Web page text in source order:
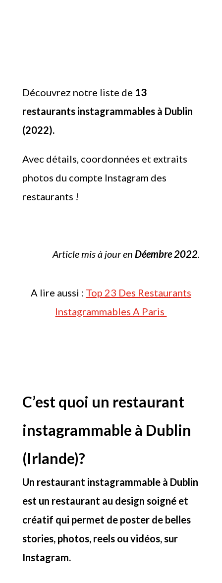
Découvrez notre liste de 13
restaurants instagrammables à Dublin
(2022).
Avec détails, coordonnées et extraits
photos du compte Instagram des
restaurants !
Article mis à jour enDéembre 2022.
A lire aussi : Top 23 Des Restaurants
Instagrammables A Paris
C’est quoi un restaurant
instagrammable à Dublin
(Irlande)?
Un restaurant instagrammable à Dublin
est un restaurant au design soigné et
créatif qui permet de poster de belles
stories, photos, reels ou vidéos, sur
Instagram.